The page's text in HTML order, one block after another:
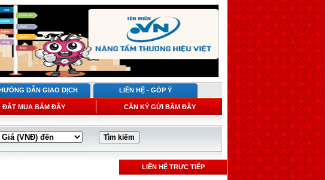
DẪN GIAO DỊCH LIÊN HỆ - GÓP Ý
ĐẶT MUA BẤM ĐÂY CẦN KÝ GỬI BẤM ĐÂY
LIÊN HỆ TRỰC TIẾP